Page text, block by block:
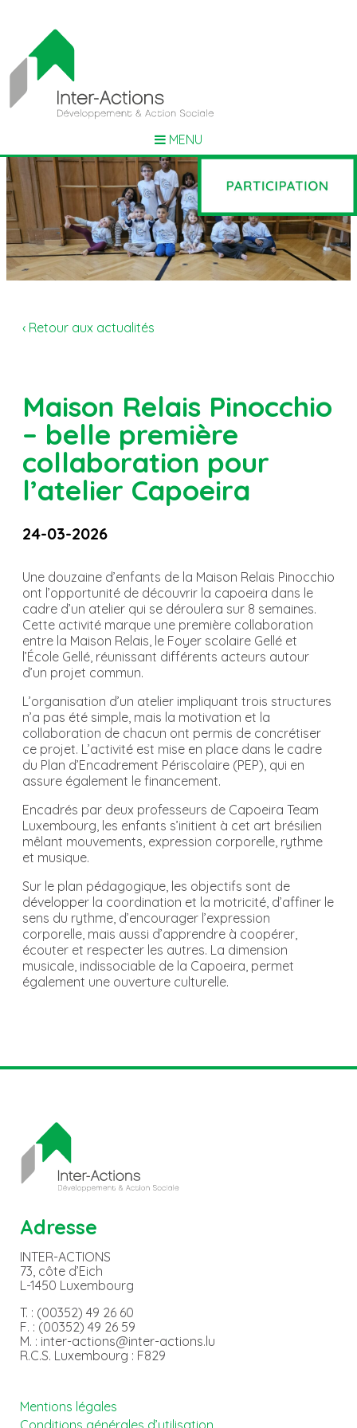
MENU
‹ Retour aux actualités
Maison Relais Pinocchio
– belle première
collaboration pour
l’atelier Capoeira
24-03-2026
Une douzaine d’enfants de la Maison Relais Pinocchio
ont l’opportunité de découvrir la capoeira dans le
cadre d’un atelier qui se déroulera sur 8 semaines.
Cette activité marque une première collaboration
entre la Maison Relais, le Foyer scolaire Gellé et
l’École Gellé, réunissant différents acteurs autour
d’un projet commun.
L’organisation d’un atelier impliquant trois structures
n’a pas été simple, mais la motivation et la
collaboration de chacun ont permis de concrétiser
ce projet. L’activité est mise en place dans le cadre
du Plan d’Encadrement Périscolaire (PEP), qui en
assure également le financement.
Encadrés par deux professeurs de Capoeira Team
Luxembourg, les enfants s’initient à cet art brésilien
mêlant mouvements, expression corporelle, rythme
et musique.
Sur le plan pédagogique, les objectifs sont de
développer la coordination et la motricité, d’affiner le
sens du rythme, d’encourager l’expression
corporelle, mais aussi d’apprendre à coopérer,
écouter et respecter les autres. La dimension
musicale, indissociable de la Capoeira, permet
également une ouverture culturelle.
Adresse
INTER-ACTIONS
73, côte d’Eich
L-1450 Luxembourg
T. : (00352) 49 26 60
F. : (00352) 49 26 59
M. : inter-actions@inter-actions.lu
R.C.S. Luxembourg : F829
Mentions légales